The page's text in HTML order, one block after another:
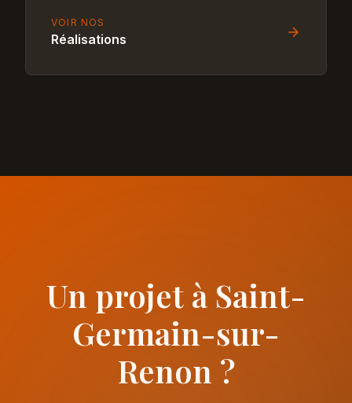
VOIR NOS
Réalisations
Un projet à Saint-
Germain-sur-
Renon ?